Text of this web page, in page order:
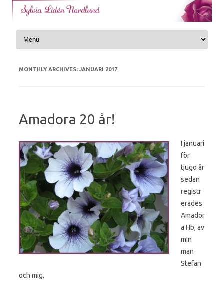
Skip to content
MONTHLY ARCHIVES: JANUARI 2017
Amadora 20 år!
I januari
för
tjugo år
sedan
registr
erades
Amador
a Hb, av
min
man
Stefan
och mig.